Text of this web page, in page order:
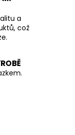
a
což